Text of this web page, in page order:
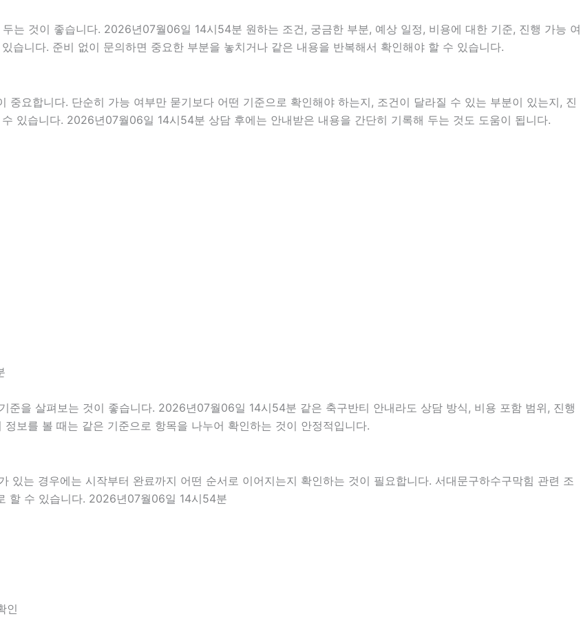
는 것이 좋습니다. 2026년07월06일 14시54분 원하는 조건, 궁금한 부분, 예상 일정, 비용에 대한 기준, 진행 가능 여
습니다. 준비 없이 문의하면 중요한 부분을 놓치거나 같은 내용을 반복해서 확인해야 할 수 있습니다.
요합니다. 단순히 가능 여부만 묻기보다 어떤 기준으로 확인해야 하는지, 조건이 달라질 수 있는 부분이 있는지, 진
있습니다. 2026년07월06일 14시54분 상담 후에는 안내받은 내용을 간단히 기록해 두는 것도 도움이 됩니다.
을 살펴보는 것이 좋습니다. 2026년07월06일 14시54분 같은 축구반티 안내라도 상담 방식, 비용 포함 범위, 진행
보를 볼 때는 같은 기준으로 항목을 나누어 확인하는 것이 안정적입니다.
있는 경우에는 시작부터 완료까지 어떤 순서로 이어지는지 확인하는 것이 필요합니다. 서대문구하수구막힘 관련 조
할 수 있습니다. 2026년07월06일 14시54분
인